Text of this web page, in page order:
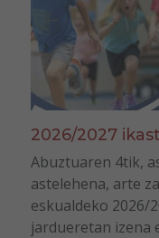
2026/2027
Abuztuaren 4tik,
astelehena, arte
eskualdeko 2026/
jardueretan izena